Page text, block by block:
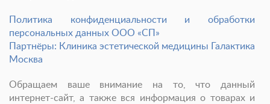
Политика конфиденциальности и обработки
персональных данных ООО «СП»
Партнёры: Клиника эстетической медицины Галактика
Москва
Обращаем ваше внимание на то, что данный
интернет-сайт, а также вся информация о товарах и